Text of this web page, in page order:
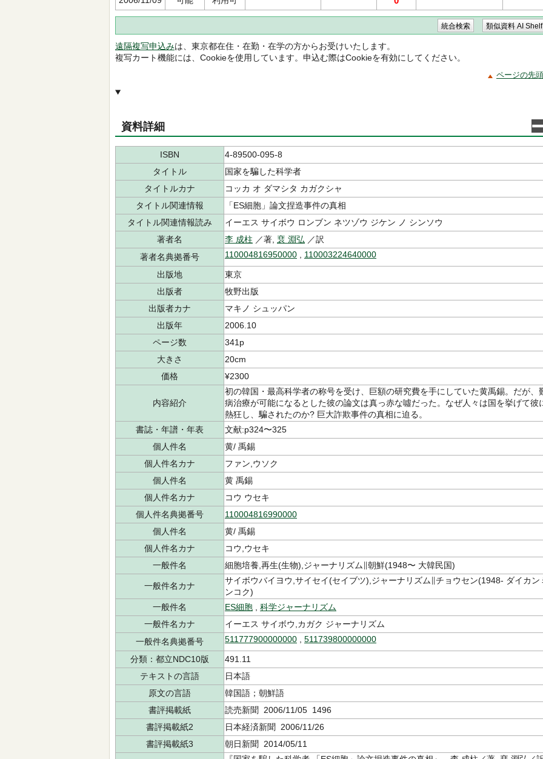
遠隔複写申込みは、東京都在住・在勤・在学の方からお受けいたします。
複写カート機能には、Cookieを使用しています。申込む際はCookieを有効にしてください。
ページの先
資料詳細
ISBN
4-89500-095-8
タイトル
国家を騙した科学者
タイトルカナ
コッカ オ ダマシタ カガクシャ
タイトル関連情報
「ES細胞」論文捏造事件の真相
タイトル関連情報読み
イーエス サイボウ ロンブン ネツゾウ ジケン ノ シンソウ
著者名
李 成柱 ／著, 裵 淵弘 ／訳
著者名典拠番号
110004816950000 110003224640000
出版地
東京
出版者
牧野出版
出版者カナ
マキノ シュッパン
出版年
2006.10
ページ数
341p
大きさ
20cm
価格
¥2300
内容紹介
初の韓国・最高科学者の称号を受け、巨額の研究費を手にしていた黄禹錫。だが、
病治療が可能になるとした彼の論文は真っ赤な噓だった。なぜ人々は国を挙げて彼
熱狂し、騙されたのか? 巨大詐欺事件の真相に迫る。
書誌・年譜・年表
文献:p324〜325
個人件名
黄/ 禹錫
個人件名カナ
ファン,ウソク
個人件名
黄 禹錫
個人件名カナ
コウ ウセキ
個人件名典拠番号
110004816990000
個人件名
黄/ 禹錫
個人件名カナ
コウ,ウセキ
一般件名
細胞培養,再生(生物),ジャーナリズム∥朝鮮(1948〜 大韓民国)
一般件名カナ
サイボウバイヨウ,サイセイ(セイブツ),ジャーナリズム∥チョウセン(1948- ダイカン
ンコク)
一般件名
ES細胞
科学ジャーナリズム
一般件名カナ
イーエス サイボウ,カガク ジャーナリズム
一般件名典拠番号
511777900000000 511739800000000
分類：都立NDC10版
491.11
テキストの言語
日本語
原文の言語
韓国語；朝鮮語
書評掲載紙
読売新聞 2006/11/05 1496
書評掲載紙2
日本経済新聞 2006/11/26
書評掲載紙3
朝日新聞 2014/05/11